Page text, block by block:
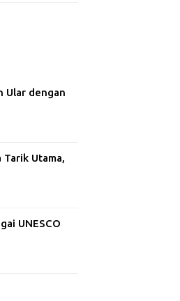
Ular dengan
Utama,
UNESCO